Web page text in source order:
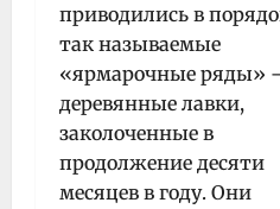
приводились в
так называемые
«ярмарочные ряды»
деревянные лавки,
заколоченные в
продолжение десяти
месяцев в году. Они